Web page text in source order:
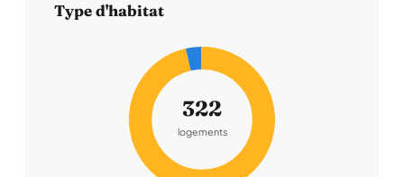
Type d'habitat
322
logements